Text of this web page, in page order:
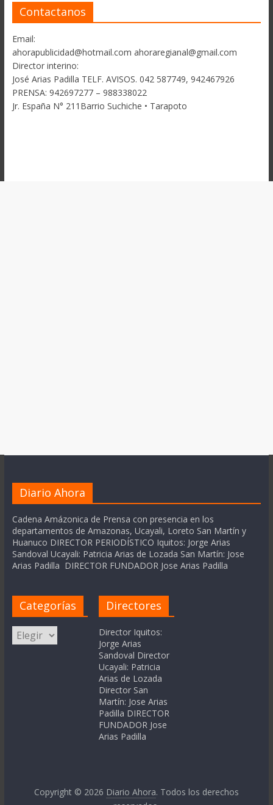
Contactanos
Email:
ahorapublicidad@hotmail.com ahoraregianal@gmail.com
Director interino:
José Arias Padilla TELF. AVISOS. 042 587749, 942467926
PRENSA: 942697277 – 988338022
Jr. España N° 211Barrio Suchiche • Tarapoto
Diario Ahora
Cadena Amázonica de Prensa con presencia en los
departamentos de Amazonas, Ucayali, Loreto San Martín y
Huanuco DIRECTOR PERIODÍSTICO Iquitos: Jorge Arias
Sandoval Ucayali: Patricia Arias de Lozada San Martín: Jose
Arias Padilla DIRECTOR FUNDADOR Jose Arias Padilla
Categorías
Categorías
Directores
Director Iquitos:
Jorge Arias
Sandoval Director
Ucayali: Patricia
Arias de Lozada
Director San
Martín: Jose Arias
Padilla DIRECTOR
FUNDADOR Jose
Arias Padilla
Copyright © 2026 Diario Ahora. Todos los derechos